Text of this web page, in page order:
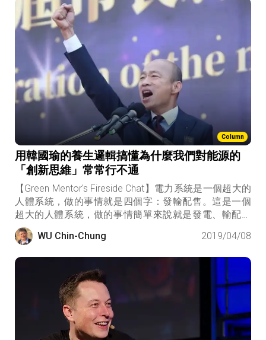
Column
用韓國瑜的養生邏輯搞懂為什麼我們對能源的
「創新思維」常常行不通
【Green Mentor's Fireside Chat】電力系統是一個超大的
人體系統，做的事情就是四個字：發輸配售。這是一個
超大的人體系統，做的事情簡單來說就是發電、輸配電
和售電，簡稱發輸配售。發電的電力有幾個來源，煤、
石油、天然氣、核能、抽蓄水力、再生能源，選項並不
不是說關就可以馬上關。跟人體的健康狀況隨時都在變
化一樣，電力機組有它運轉的限制，不是說它的發電容
量有多少，就可以發多少電。
WU Chin-Chung 2019/04/08